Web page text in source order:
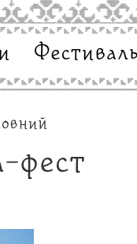
Фестиваль
фест